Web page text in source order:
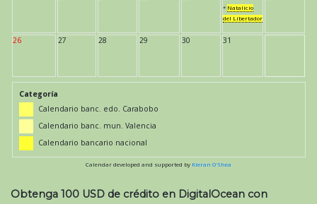
* Natalicio
del Libertador
26 27 28 29 30 31
Categoría
Calendario banc. edo. Carabobo
Calendario banc. mun. Valencia
Calendario bancario nacional
Calendar developed and supported by Kieran O'Shea
Obtenga 100 USD de crédito en DigitalOcean con